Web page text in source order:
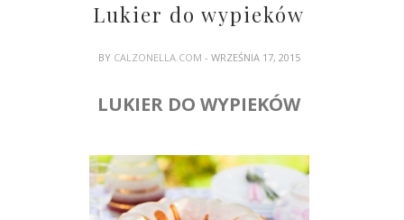
Lukier do wypieków
BY CALZONELLA.COM - WRZEŚNIA 17, 2015
LUKIER DO WYPIEKÓW